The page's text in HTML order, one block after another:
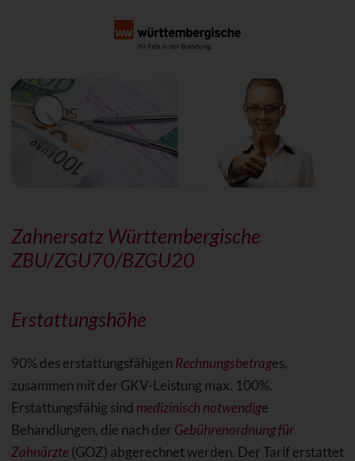
Zahnersatz Württembergische
ZBU/ZGU70/BZGU20
Erstattungshöhe
90% des erstattungsfähigen Rechnungsbetrages,
zusammen mit der GKV-Leistung max. 100%.
Erstattungsfähig sind medizinisch notwendige
Behandlungen, die nach der Gebührenordnung für
Zahnärzte (GOZ) abgerechnet werden. Der Tarif erstattet